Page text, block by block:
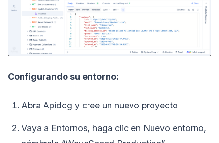
Configurando su entorno:
Abra Apidog y cree un nuevo proyecto
Vaya a Entornos, haga clic en Nuevo entorno,